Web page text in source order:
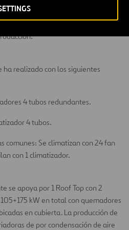
Sala de grupo Electrógeno y
ha realizado con los siguientes
4 tubos redundantes.
4 tubos.
comunes: Se climatizan con 24 fan
con 1 climatizador.
se apoya por 1 Roof Top con 2
kW en total con quemadores
en cubierta. La producción de
de por condensación de aire